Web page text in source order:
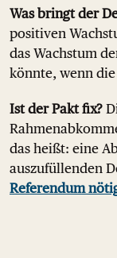
Was bringt der
positiven
das Wachstum
könnte, wenn
Ist der Pakt fix?
das heißt: eine
auszufüllenden
Referendum